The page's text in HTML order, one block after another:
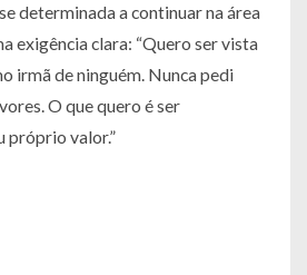
determinada a continuar na área
exigência clara: “Quero ser vista
irmã de ninguém. Nunca pedi
O que quero é ser
próprio valor.”